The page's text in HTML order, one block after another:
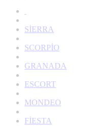
SİERRA
SCORPİO
GRANADA
ESCORT
MONDEO
FİESTA